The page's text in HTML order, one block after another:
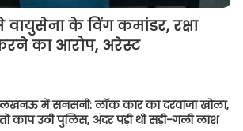
वायुसेना के विंग कमांडर, रक्षा
का आरोप, अरेस्ट
लखनऊ में सनसनी: लॉक कार का दरवाजा खोला,
तो कांप उठी पुलिस, अंदर पड़ी थी सड़ी-गली लाश